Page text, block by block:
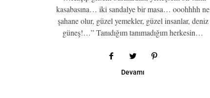
kasabasına… iki sandalye bir masa… ooohhhh ne
şahane olur, güzel yemekler, güzel insanlar, deniz
güneş!…” Tanıdığım tanımadığım herkesin…
Devamı